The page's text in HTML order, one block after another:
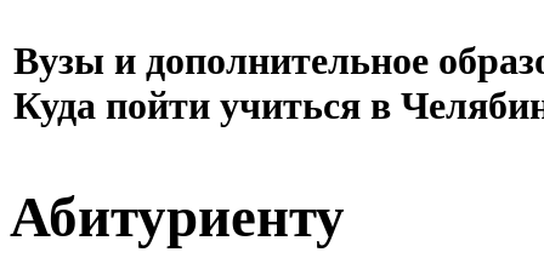
Вузы и дополнительное
Куда пойти учиться в
Абитуриенту